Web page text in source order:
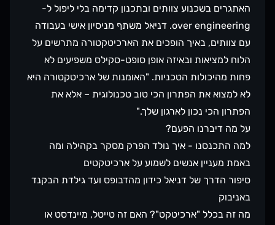
האתגרים בשכנוע צוותים ובתכנון קדימה בלי ליפול ל-
over engineering. דניאל משתף מניסיון אישי בעבודה
עם צוותים, באיך הופכים את הארכיטקטורה מתרשים על
הלוח למציאות ובאיזה אופן סופט-סקילס משפיעים לא
פחות מהיכולות הטכניות. "האומנות של ארכיטקטורה היא
לא למצוא את הפתרון הכי טוב טכנולוגית – אלא את
הפתרון הכי נכון לארגון שלך."
על מה דיברנו הפעם?
למה התכנסנו - איך נולד הפרק מסקר בקהילה ומה
באמת מעניין אנשים לשמוע על ארכיטקטים
סיפור הדרך של דניאל כידון מהדבופס ועד גילדת הבקנד
באניבוק
מה זה בכלל "ארכיטקט"? האם זה טייטל, מיינדסט או